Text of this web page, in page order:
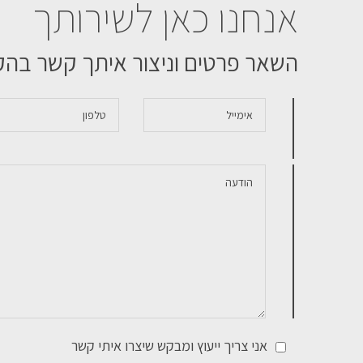
אנחנו כאן לשירותך
השאר פרטים וניצור איתך קשר
אני צריך ייעוץ ומבקש שיצרו איתי קשר